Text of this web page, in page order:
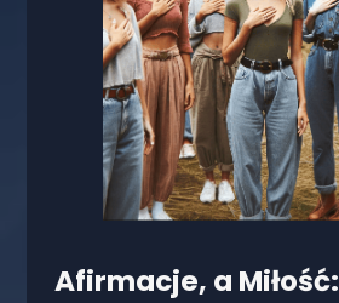
Afirmacje, a Miłość: